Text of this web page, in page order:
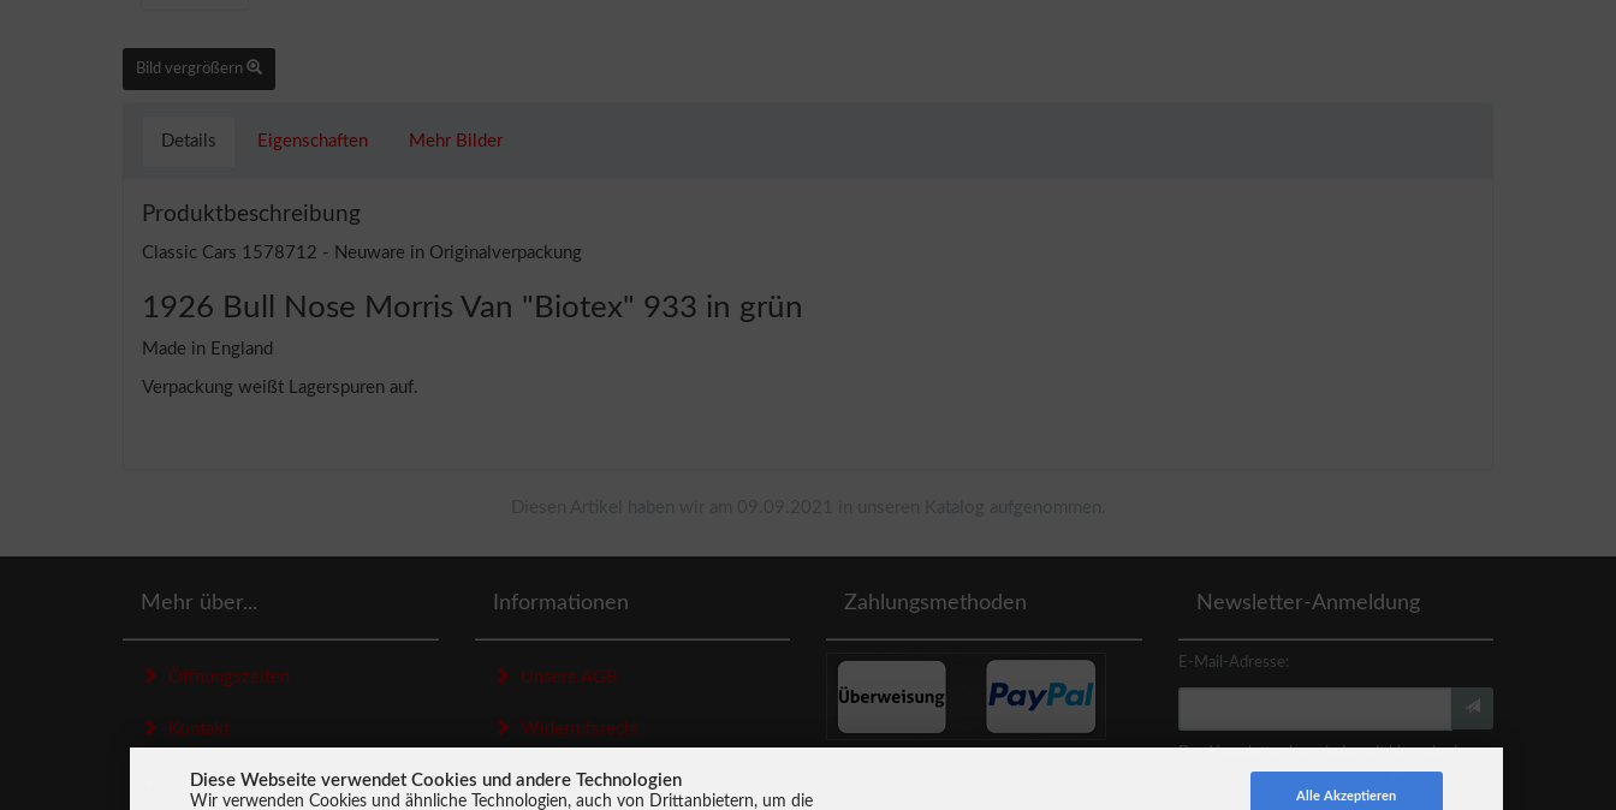
Bild vergrößern
Details Eigenschaften Mehr Bilder
Produktbeschreibung
Classic Cars 1578712 - Neuware in Originalverpackung
1926 Bull Nose Morris Van "Biotex" 933 in grün
Made in England
Verpackung weißt Lagerspuren auf.
Mehr über...
Öffnungszeiten
Kontakt
Sitemap
Informationen
Unsere AGB
Widerrufsrecht
Datenschutzerklaerung
Zahlungsmethoden Newsletter-Anmeldung
E-Mail-Adresse:
Der Newsletter kann jederzeit hier oder in
Ihrem Kundenkonto abbestellt werden.
Diese Webseite verwendet Cookies und andere Technologien
Wir verwenden Cookies und ähnliche Technologien, auch von Drittanbietern, um die Alle Akzeptieren